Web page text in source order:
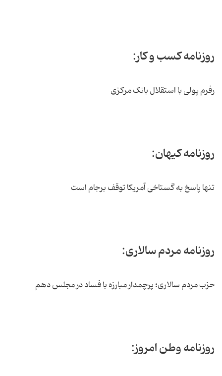
روزنامه کسب و کار:
رفرم پولی با استقلال بانک مرکزی
روزنامه کیهان:
تنها پاسخ به گستاخی آمریکا توقف برجام است
روزنامه مردم سالاری:
حزب مردم سالاری؛ پرچمدار مبارزه با فساد در مجلس دهم
روزنامه وطن امروز: